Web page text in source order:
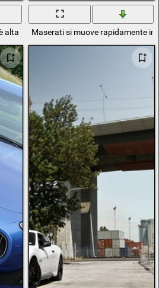
alta in carrozzeria rossa
Maserati si muove rapidamente